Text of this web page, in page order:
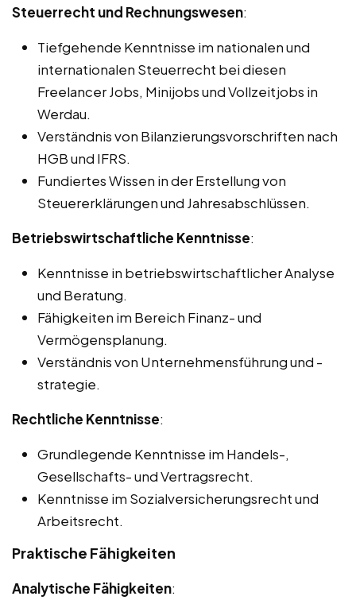
Steuerrecht und Rechnungswesen:
Tiefgehende Kenntnisse im nationalen und
internationalen Steuerrecht bei diesen
Freelancer Jobs, Minijobs und Vollzeitjobs in
Werdau.
Verständnis von Bilanzierungsvorschriften nach
HGB und IFRS.
Fundiertes Wissen in der Erstellung von
Steuererklärungen und Jahresabschlüssen.
Betriebswirtschaftliche Kenntnisse:
Kenntnisse in betriebswirtschaftlicher Analyse
und Beratung.
Fähigkeiten im Bereich Finanz- und
Vermögensplanung.
Verständnis von Unternehmensführung und -
strategie.
Rechtliche Kenntnisse:
Grundlegende Kenntnisse im Handels-,
Gesellschafts- und Vertragsrecht.
Kenntnisse im Sozialversicherungsrecht und
Arbeitsrecht.
Praktische Fähigkeiten
Analytische Fähigkeiten: